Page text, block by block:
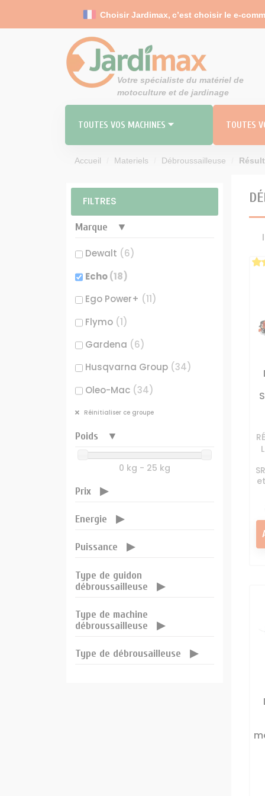
Choisir Jardimax, c’est choisir le e-
Votre spécialiste du matériel de
motoculture et de jardinage
TOUTES VOS MACHINES ⏷ TOUTES
Pot
Accueil Materiels Débroussailleuse
FILTRES
Marque
Dewalt (6)
Echo(18)
Ego Power+ (11)
Flymo (1)
Gardena (6)
Husqvarna Group (34)
Oleo-Mac (34)
Outils Wolf(2)
Sarp (1)
Réinitialiser ce groupe
Poids
0 kg - 25 kg
Prix
Energie
Puissance
Type de guidon
débroussailleuse
Type de machine
débroussailleuse
Type de débrousailleuse